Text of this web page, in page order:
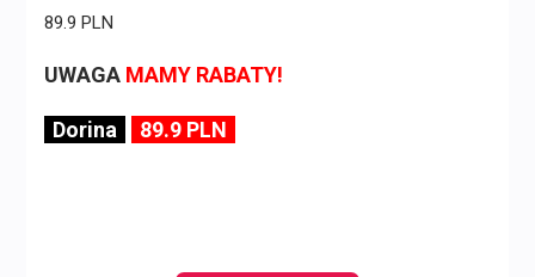
89.9 PLN
UWAGA MAMY RABATY!
Dorina 89.9 PLN